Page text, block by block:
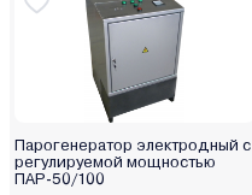
Парогенератор электродный с
регулируемой мощностью
ПАР-50/100